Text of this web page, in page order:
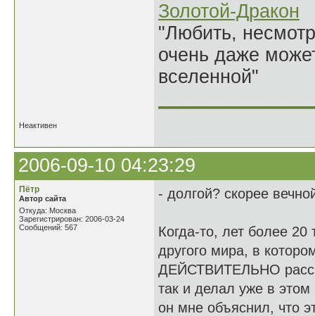
Золотой-Дракон
"Любить,
очень даже
вселенной"
Неактивен
2006-09-10 04:23:29
Пётр
Автор сайта
Откуда: Москва
Зарегистрирован: 2006-03-24
Сообщений: 567
- долгой? скорее
Когда-то, лет более
другого мира, в
ДЕЙСТВИТЕЛЬНО
так и делал уже в
он мне объяснил, что